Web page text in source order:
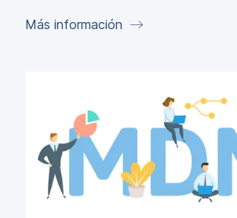
Más información